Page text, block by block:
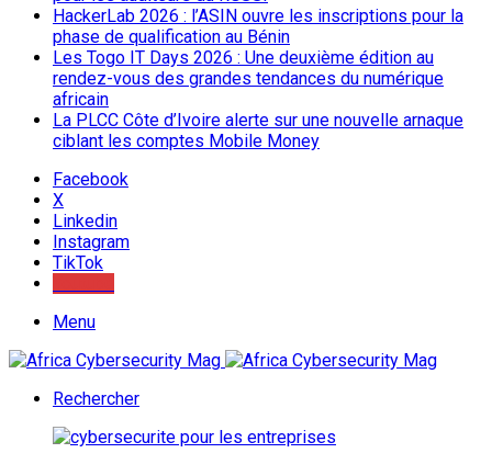
HackerLab 2026 : l’ASIN ouvre les inscriptions pour la
phase de qualification au Bénin
Les Togo IT Days 2026 : Une deuxième édition au
rendez-vous des grandes tendances du numérique
africain
La PLCC Côte d’Ivoire alerte sur une nouvelle arnaque
ciblant les comptes Mobile Money
Facebook
X
Linkedin
Instagram
TikTok
Menu
Rechercher